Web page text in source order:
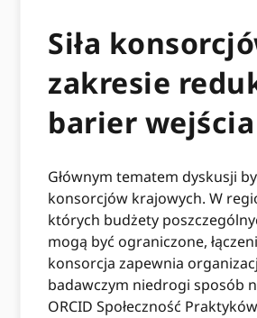
Siła
zakresie
barier wejścia
Głównym tematem dyskusji
konsorcjów krajowych. W
których budżety
mogą być ograniczone,
konsorcja zapewnia
badawczym niedrogi sposób
ORCID Społeczność